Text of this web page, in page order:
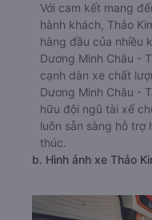
Với cam kết mang
hành khách, Thảo
hàng đầu của nhiều
Dương Minh Châu -
cạnh dàn xe chất
Dương Minh Châu -
hữu đội ngũ tài xế
luôn sẵn sàng hỗ trợ
thúc.
b. Hình ảnh xe Thảo